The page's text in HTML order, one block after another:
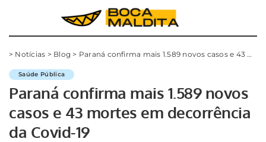
> Notícias > Blog > Paraná confirma mais 1.589 novos casos e 43 mortes em decorrência da Covid-19
Saúde Pública
Paraná confirma mais 1.589 novos
casos e 43 mortes em decorrência
da Covid-19